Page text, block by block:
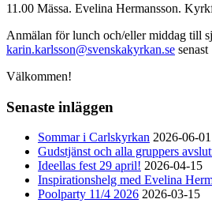
11.00 Mässa. Evelina Hermansson.
Anmälan för lunch och/eller middag till
karin.karlsson@svenskakyrkan.se
Välkommen!
Senaste inläggen
Sommar i Carlskyrkan 2026-06-01
Gudstjänst och alla gruppers
Ideellas fest 29 april! 2026-04-15
Inspirationshelg med Evelina
Poolparty 11/4 2026 2026-03-15